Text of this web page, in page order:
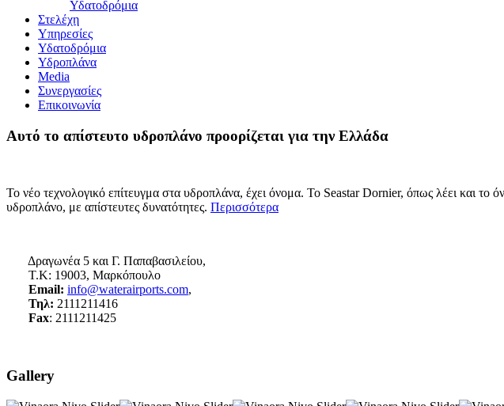
Υδατοδρόμια
Στελέχη
Υπηρεσίες
Υδατοδρόμια
Υδροπλάνα
Media
Συνεργασίες
Επικοινωνία
Αυτό το απίστευτο υδροπλάνο προορίζεται για την Ελλάδα
Το νέο τεχνολογικό επίτευγμα στα υδροπλάνα, έχει όνομα. Το Seastar Dornier, όπως λέει και το
υδροπλάνο, με απίστευτες δυνατότητες. Περισσότερα
Δραγωνέα 5 και Γ. Παπαβασιλείου,
Τ.Κ: 19003, Μαρκόπουλο
Email: info@waterairports.com,
Τηλ: 2111211416
Fax: 2111211425
Gallery